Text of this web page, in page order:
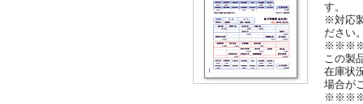
す。
※対応
ださい
この製
在庫状
場合が